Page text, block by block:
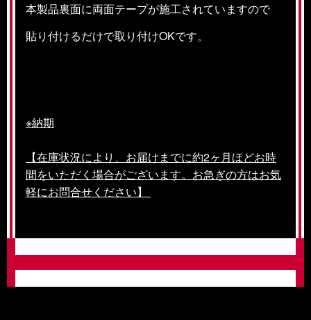
本製品裏面に両面テープが施工されていますので
貼り付けるだけで取り付けOKです。
※納期
【在庫状況により、お届けまでに約2ヶ月ほどお時
間をいただく場合がございます。お急ぎの方はお気
軽にお問合せください】